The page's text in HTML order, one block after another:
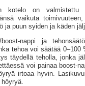
kotelo on
vaikuta
ja puun syiden ja käden
nappi ja
tehoa voi säätää
täydellä teholla, jonka
voi painaa boost-
irtoaa hyvin.